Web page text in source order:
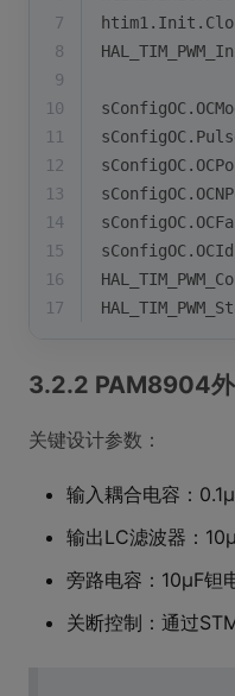
7
8
9
10
11
12
13
14
15
16
17
3.2.2 PAM8904
关键设计参数：
输入耦合电容：
输出LC滤波器：
旁路电容：10μF钽
关断控制：通过